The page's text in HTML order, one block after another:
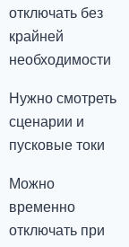
отключать без
крайней
необходимости
Нужно смотреть
сценарии и
пусковые токи
Можно
временно
отключать при